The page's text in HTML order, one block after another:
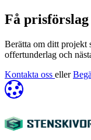
Få
Berätta om ditt projekt
offertunderlag och
Kontakta oss eller